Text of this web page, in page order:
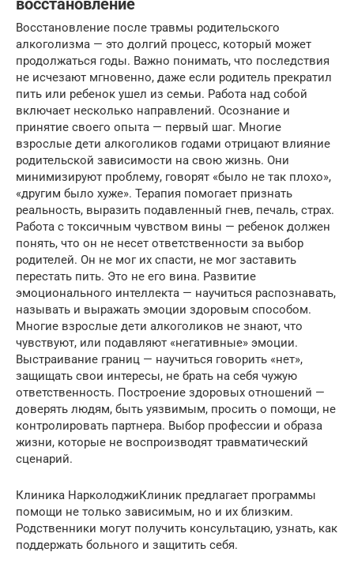
восстановление
Восстановление после травмы родительского
алкоголизма — это долгий процесс, который может
продолжаться годы. Важно понимать, что последствия
не исчезают мгновенно, даже если родитель прекратил
пить или ребенок ушел из семьи. Работа над собой
включает несколько направлений. Осознание и
принятие своего опыта — первый шаг. Многие
взрослые дети алкоголиков годами отрицают влияние
родительской зависимости на свою жизнь. Они
минимизируют проблему, говорят «было не так плохо»,
«другим было хуже». Терапия помогает признать
реальность, выразить подавленный гнев, печаль, страх.
Работа с токсичным чувством вины — ребенок должен
понять, что он не несет ответственности за выбор
родителей. Он не мог их спасти, не мог заставить
перестать пить. Это не его вина. Развитие
эмоционального интеллекта — научиться распознавать,
называть и выражать эмоции здоровым способом.
Многие взрослые дети алкоголиков не знают, что
чувствуют, или подавляют «негативные» эмоции.
Выстраивание границ — научиться говорить «нет»,
защищать свои интересы, не брать на себя чужую
ответственность. Построение здоровых отношений —
доверять людям, быть уязвимым, просить о помощи, не
контролировать партнера. Выбор профессии и образа
жизни, которые не воспроизводят травматический
сценарий.
Клиника НарколоджиКлиник предлагает программы
помощи не только зависимым, но и их близким.
Родственники могут получить консультацию, узнать, как
поддержать больного и защитить себя.